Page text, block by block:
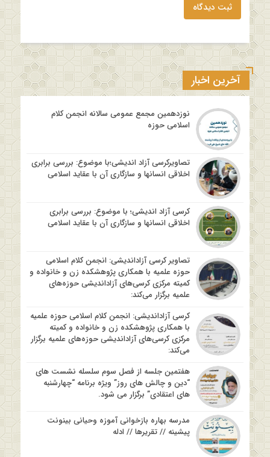
ثبت دیدگاه
آخرین اخبار
نوزدهمین مجمع عمومی سالانه انجمن کلام
اسلامی حوزه
تصاویرکرسی آزاد اندیشی؛با موضوع: بررسی برابری
اخلاقی انسانها و سازگاری آن با عقاید اسلامی
کرسی آزاد اندیشی؛ با موضوع: بررسی برابری
اخلاقی انسانها و سازگاری آن با عقاید اسلامی
تصاویر کرسی آزاداندیشی: انجمن کلام اسلامی
حوزه علمیه با همکاری پژوهشکده زن و خانواده و
کمیته مرکزی کرسی‌های آزاداندیشی حوزه‌های
علمیه برگزار می‌کند:
کرسی آزاداندیشی: انجمن کلام اسلامی حوزه علمیه
با همکاری پژوهشکده زن و خانواده و کمیته
مرکزی کرسی‌های آزاداندیشی حوزه‌های علمیه برگزار
می‌کند:
هفتمین جلسه از فصل سوم سلسله نشست های
“دین و چالش های روز” ویژه برنامه “چهارشنبه
های اعتقادی” برگزار می شود.
مدرسه بهاره بازخوانی آموزه وحیانی بینونت
پیشینه // تقریرها // ادله